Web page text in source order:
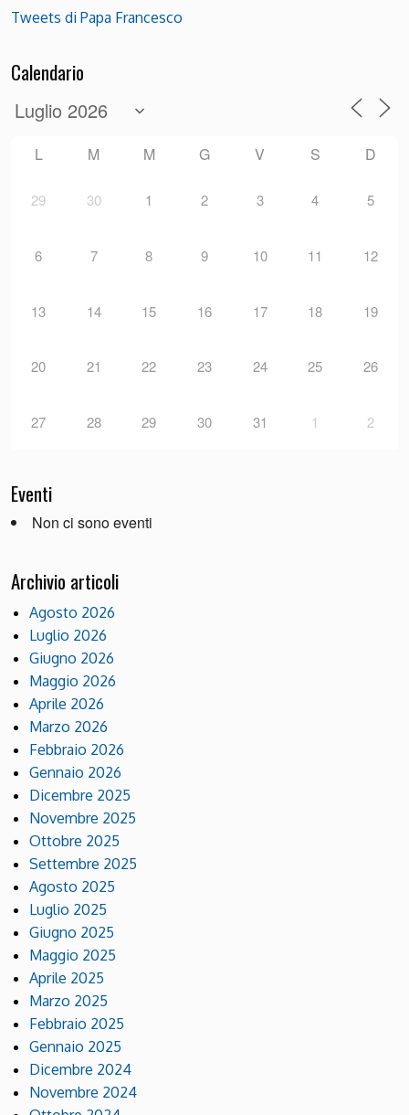
Tweets di Papa Francesco
Calendario
L M M G V S D
29 30 1 2 3 4 5
6 7 8 9 10 11 12
13 14 15 16 17 18 19
20 21 22 23 24 25 26
27 28 29 30 31 1 2
Eventi
Non ci sono eventi
Archivio articoli
Agosto 2026
Luglio 2026
Giugno 2026
Maggio 2026
Aprile 2026
Marzo 2026
Febbraio 2026
Gennaio 2026
Dicembre 2025
Novembre 2025
Ottobre 2025
Settembre 2025
Agosto 2025
Luglio 2025
Giugno 2025
Maggio 2025
Aprile 2025
Marzo 2025
Febbraio 2025
Gennaio 2025
Dicembre 2024
Novembre 2024